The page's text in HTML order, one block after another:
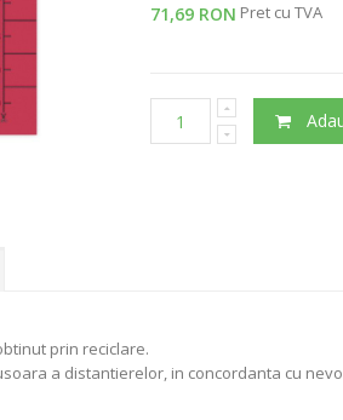
71,69 RON Pret cu TVA
prin reciclare.
a distantierelor, in concordanta cu